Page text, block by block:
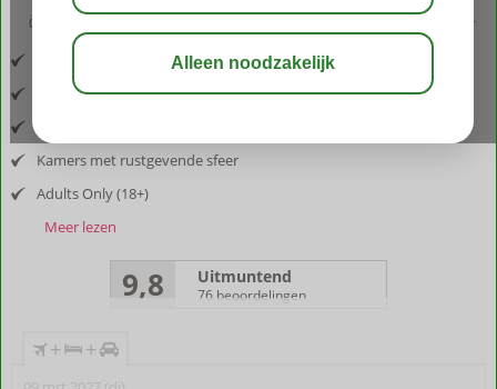
03:05 bewaar
Inclusief vlucht en huurauto
Romantische uitstraling
Kamers met rustgevende sfeer
Adults Only (18+)
Meer lezen
9,8 Uitmuntend
76 beoordelingen
+ +